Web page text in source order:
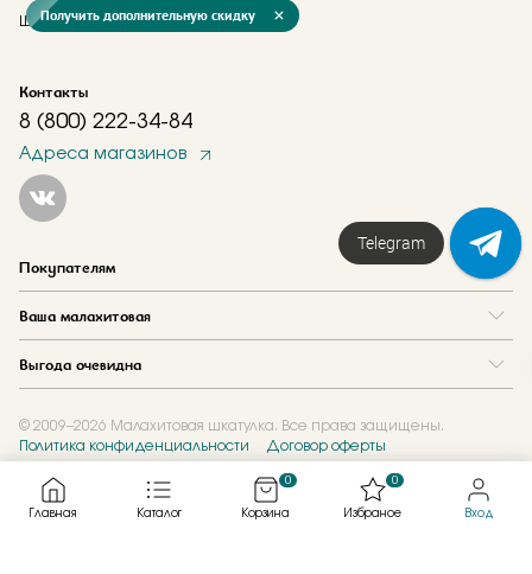
Шнурки
Контакты
8 (800) 222-34-84
Адреса магазинов
Покупателям
Ваша малахитовая
Где купить
Новости
Журнал
Выгода очевидна
Акции
Обмен и скупка
Подарочные сертификаты
© 2009–2026 Малахитовая шкатулка. Все права защищены.
Политика конфиденциальности
Договор оферты
Главная Каталог Корзина
0
Избраное
0
Вход
Получить дополнительную скидку
Telegram